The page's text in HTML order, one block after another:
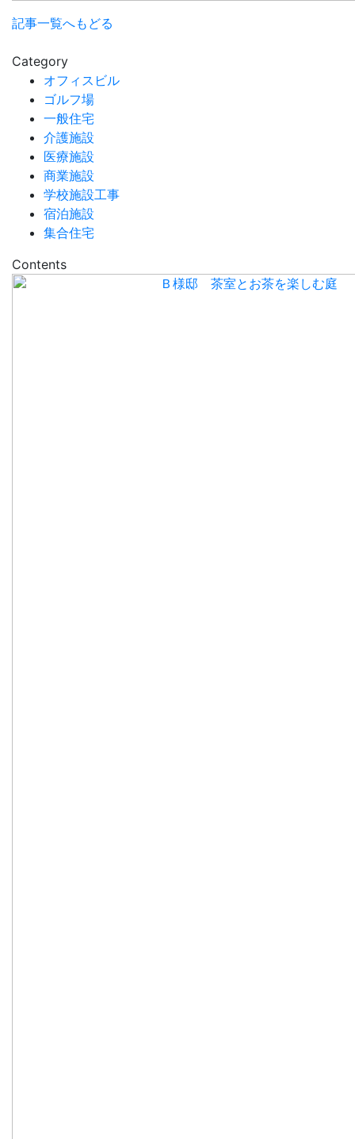
記事一覧へもどる
Category
オフィスビル
ゴルフ場
一般住宅
介護施設
医療施設
商業施設
学校施設工事
宿泊施設
集合住宅
Contents
Ｂ様邸 茶室とお茶を楽しむ庭